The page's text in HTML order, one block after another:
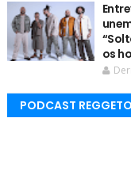
os
PODCAST